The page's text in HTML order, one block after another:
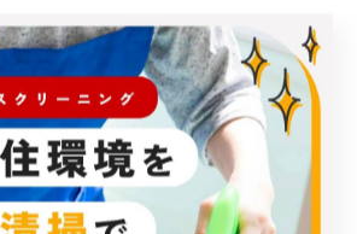
一覧に戻る 次のページ >